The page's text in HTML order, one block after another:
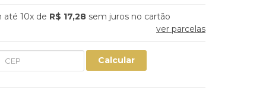
10xde R$ 17,28sem juros
ver parcelas
Calcular